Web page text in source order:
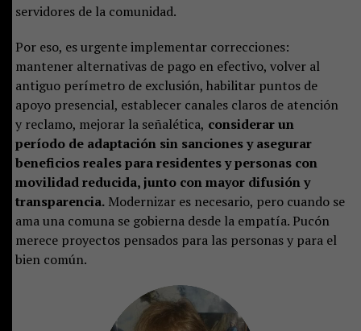
servidores de la comunidad.
Por eso, es urgente implementar correcciones:
mantener alternativas de pago en efectivo, volver al
antiguo perímetro de exclusión, habilitar puntos de
apoyo presencial, establecer canales claros de atención
y reclamo, mejorar la señalética, considerar un
período de adaptación sin sanciones y asegurar
beneficios reales para residentes y personas con
movilidad reducida, junto con mayor difusión y
transparencia.Modernizar es necesario, pero cuando se
ama una comuna se gobierna desde la empatía. Pucón
merece proyectos pensados para las personas y para el
bien común.